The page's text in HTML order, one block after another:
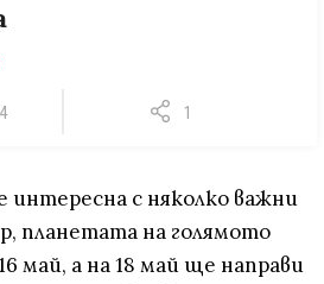
1
с няколко важни
планетата на голямото
май, а на 18 май ще направи